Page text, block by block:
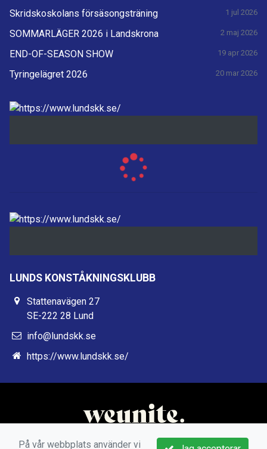
Skridskoskolans försäsongsträning 1 jul 2026
SOMMARLÄGER 2026 i Landskrona 2 maj 2026
END-OF-SEASON SHOW 19 apr 2026
Tyringelägret 2026 20 mar 2026
LUNDS KONSTÅKNINGSKLUBB
Stattenavägen 27
SE-222 28 Lund
info@lundskk.se
https://www.lundskk.se/
På vår webbplats använder vi